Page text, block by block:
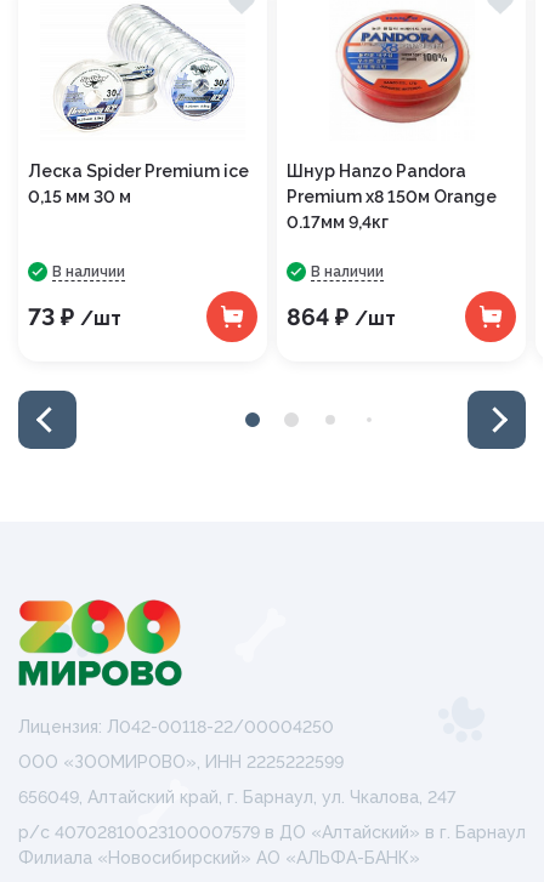
Леска Spider Premium ice
0,15 мм 30 м
В наличии
73 ₽ /шт
Шнур Hanzo Pandora
Premium x8 150м Orange
0.17мм 9,4кг
В наличии
864 ₽ /шт
Лицензия: Л042-00118-22/00004250
ООО «ЗООМИРОВО», ИНН 2225222599
656049, Алтайский край, г. Барнаул, ул. Чкалова, 247
р/с 40702810023100007579 в ДО «Алтайский» в г. Барнаул
Филиала «Новосибирский» АО «АЛЬФА-БАНК»